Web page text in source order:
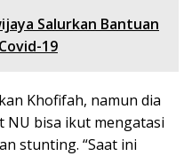
Salurkan Bantuan
19
Khofifah, namun dia
NU bisa ikut mengatasi
stunting. “Saat ini